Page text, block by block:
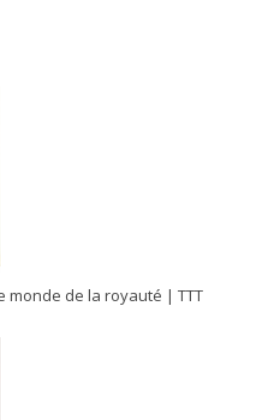
monde de la royauté | TTT